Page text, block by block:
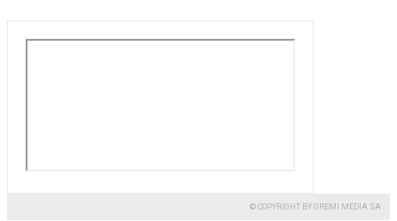
© COPYRIGHT BY GREMI MEDIA SA